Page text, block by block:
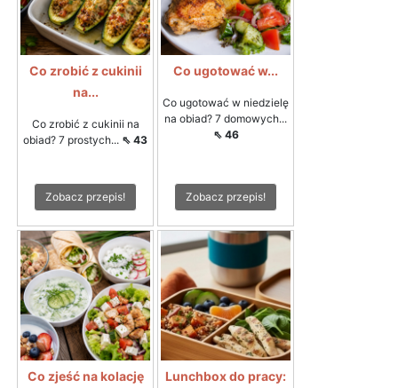
Co zrobić z cukinii
na...
Co zrobić z cukinii na
obiad? 7 prostych... ⇖ 43
Zobacz przepis!
Co ugotować w...
Co ugotować w niedzielę
na obiad? 7 domowych...
⇖ 46
Zobacz przepis!
Co zjeść na kolację
Lunchbox do pracy: